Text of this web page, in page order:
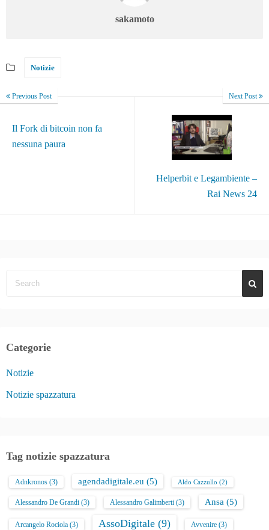
sakamoto
Notizie
Previous Post
Il Fork di bitcoin non fa
nessuna paura
Next Post
Helperbit e Legambiente –
Rai News 24
Categorie
Notizie
Notizie spazzatura
Tag notizie spazzatura
Adnkronos (3) agendadigitale.eu (5) Aldo Cazzullo (2)
Alessandro De Grandi (3) Alessandro Galimberti (3) Ansa (5)
Arcangelo Rociola (3) AssoDigitale (9) Avvenire (3)